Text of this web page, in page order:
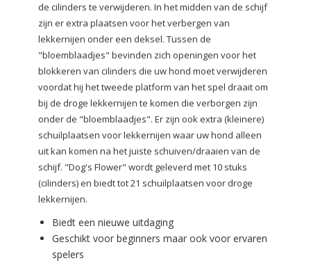
de cilinders te verwijderen. In het midden van de schijf
zijn er extra plaatsen voor het verbergen van
lekkernijen onder een deksel. Tussen de
"bloemblaadjes" bevinden zich openingen voor het
blokkeren van cilinders die uw hond moet verwijderen
voordat hij het tweede platform van het spel draait om
bij de droge lekkernijen te komen die verborgen zijn
onder de "bloemblaadjes". Er zijn ook extra (kleinere)
schuilplaatsen voor lekkernijen waar uw hond alleen
uit kan komen na het juiste schuiven/draaien van de
schijf. "Dog's Flower" wordt geleverd met 10 stuks
(cilinders) en biedt tot 21 schuilplaatsen voor droge
lekkernijen.
Biedt een nieuwe uitdaging
Geschikt voor beginners maar ook voor ervaren
spelers